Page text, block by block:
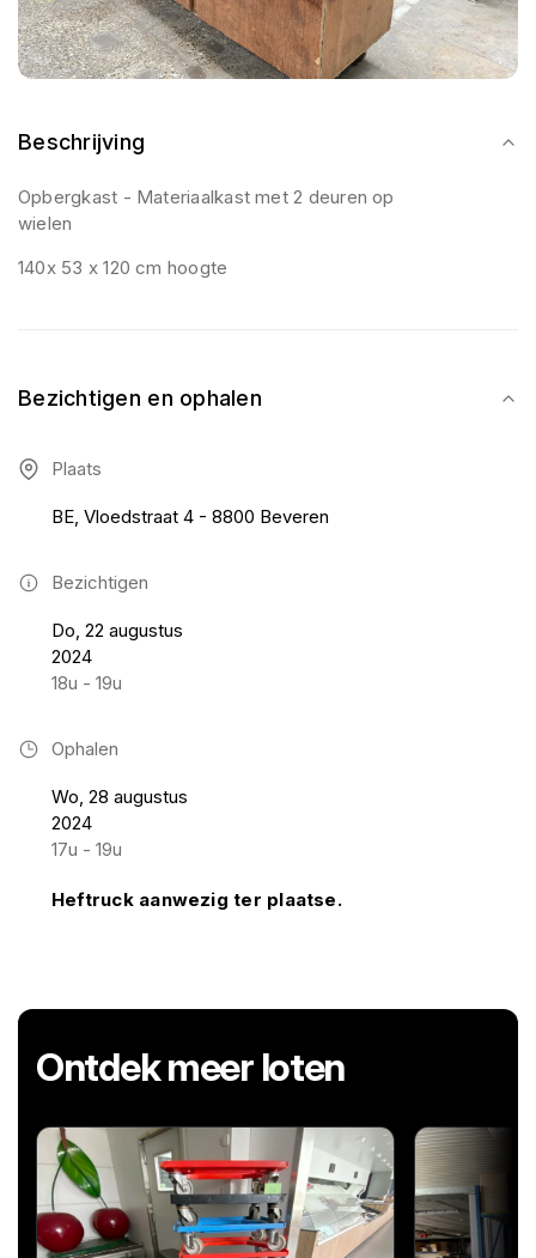
Beschrijving
Opbergkast - Materiaalkast met 2 deuren op
wielen
140x 53 x 120 cm hoogte
Bezichtigen en ophalen
Plaats
BE, Vloedstraat 4 - 8800 Beveren
Bezichtigen
Do, 22 augustus
2024
18u - 19u
Ophalen
Wo, 28 augustus
2024
17u - 19u
Heftruck aanwezig ter plaatse.
Ontdek meer loten